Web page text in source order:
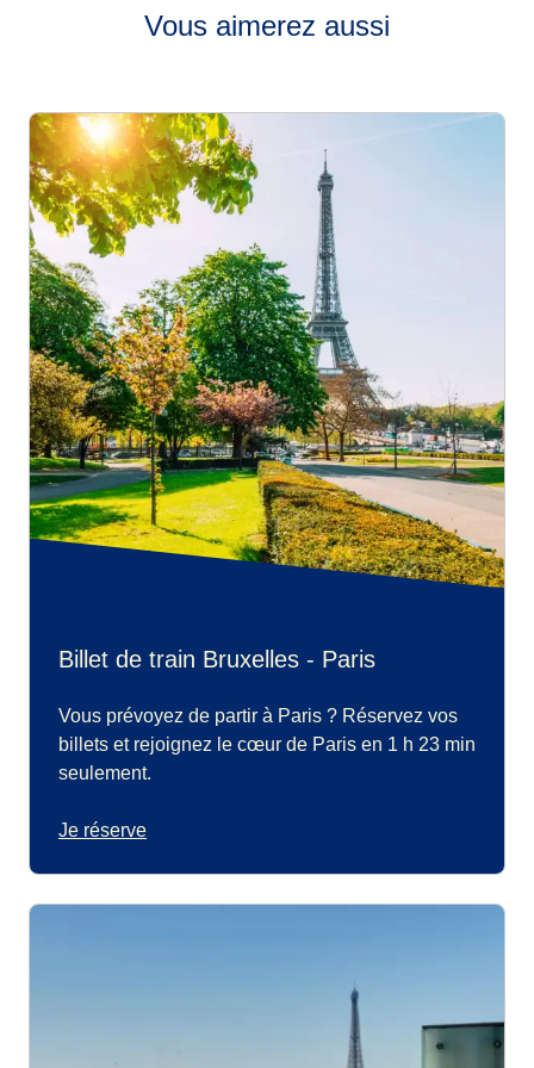
Vous aimerez aussi
Billet de train Bruxelles - Paris
Vous prévoyez de partir à Paris ? Réservez vos
billets et rejoignez le cœur de Paris en 1 h 23 min
seulement.
Je réserve